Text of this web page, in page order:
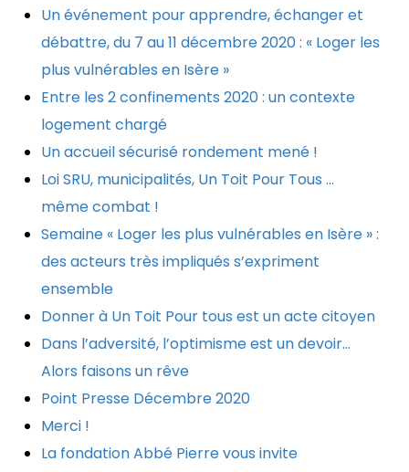
Un événement pour apprendre, échanger et
débattre, du 7 au 11 décembre 2020 : « Loger les
plus vulnérables en Isère »
Entre les 2 confinements 2020 : un contexte
logement chargé
Un accueil sécurisé rondement mené !
Loi SRU, municipalités, Un Toit Pour Tous …
même combat !
Semaine « Loger les plus vulnérables en Isère » :
des acteurs très impliqués s’expriment
ensemble
Donner à Un Toit Pour tous est un acte citoyen
Dans l’adversité, l’optimisme est un devoir…
Alors faisons un rêve
Point Presse Décembre 2020
Merci !
La fondation Abbé Pierre vous invite